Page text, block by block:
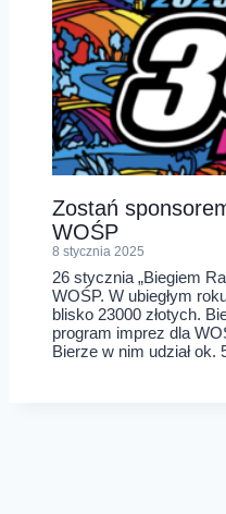
Zostań
WOŚP
8 stycznia 2025
26 stycznia „Biegiem
WOŚP. W ubiegłym
blisko 23000 złotych.
program imprez dla
Bierze w nim udział